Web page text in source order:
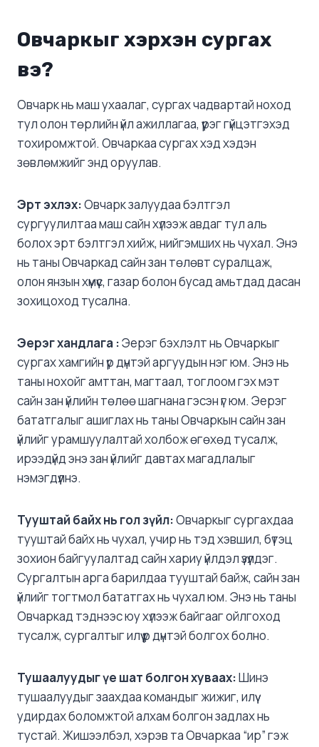
Овчаркыг хэрхэн сургах
вэ?
Овчарк нь маш ухаалаг, сургах чадвартай ноход
тул олон төрлийн үйл ажиллагаа, үүрэг гүйцэтгэхэд
тохиромжтой. Овчаркаа сургах хэд хэдэн
зөвлөмжийг энд оруулав.
Эртэхлэх:Овчарк залуудаа бэлтгэл
сургуулилтаа маш сайн хүлээж авдаг тул аль
болох эрт бэлтгэл хийж, нийгэмших нь чухал. Энэ
нь таны Овчаркад сайн зан төлөвт суралцаж,
олон янзын хүмүүс, газар болон бусад амьтдад дасан
зохицоход тусална.
Эерэгхандлага :Эерэг бэхлэлт нь Овчаркыг
сургах хамгийн үр дүнтэй аргуудын нэг юм. Энэ нь
таны нохойг амттан, магтаал, тоглоом гэх мэт
сайн зан үйлийн төлөө шагнана гэсэн үг юм. Эерэг
бататгалыг ашиглах нь таны Овчаркын сайн зан
үйлийг урамшуулалтай холбож өгөхөд тусалж,
ирээдүйд энэ зан үйлийг давтах магадлалыг
нэмэгдүүлнэ.
Тууштай байх нь гол зүйл:Овчаркыг сургахдаа
тууштай байх нь чухал, учир нь тэд хэвшил, бүтэц
зохион байгуулалтад сайн хариу үйлдэл үзүүлдэг.
Сургалтын арга барилдаа тууштай байж, сайн зан
үйлийг тогтмол бататгах нь чухал юм. Энэ нь таны
Овчаркад тэднээс юу хүлээж байгааг ойлгоход
тусалж, сургалтыг илүү үр дүнтэй болгох болно.
Тушаалуудыгүе шат болгон хуваах:Шинэ
тушаалуудыг заахдаа командыг жижиг, илүү
удирдах боломжтой алхам болгон задлах нь
тустай. Жишээлбэл, хэрэв та Овчаркаа “ир” гэж